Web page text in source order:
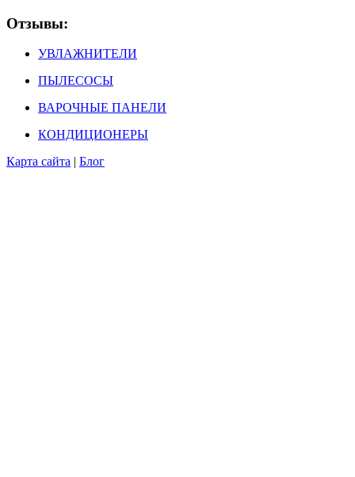
Отзывы:
УВЛАЖНИТЕЛИ
ПЫЛЕСОСЫ
ВАРОЧНЫЕ ПАНЕЛИ
КОНДИЦИОНЕРЫ
Карта сайта | Блог